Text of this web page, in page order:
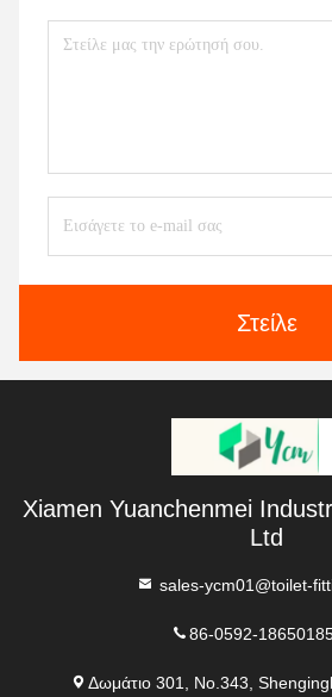
Στείλε
Xiamen Yuanchenmei
Ltd
sales-ycm01@toilet-
86-0592-
Δωμάτιο 301, No.343,